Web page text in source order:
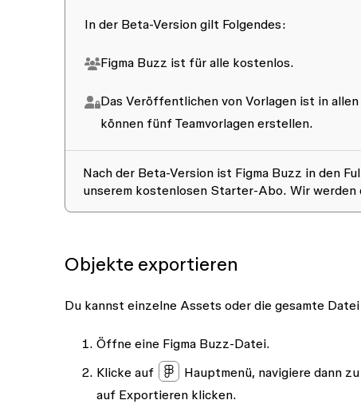
In der Beta-Version gilt Folgendes:
Figma Buzz ist für alle kostenlos.
Das Veröffentlichen von Vorlagen ist in
können fünf Teamvorlagen erstellen.
Nach der Beta-Version ist Figma Buzz in den
unserem kostenlosen Starter-Abo. Wir
Objekte exportieren
Du kannst einzelne Assets oder die gesamte
Öffne eine Figma Buzz-Datei.
Klicke auf
Hauptmenü, navigiere dann zu
auf Exportierenklicken.